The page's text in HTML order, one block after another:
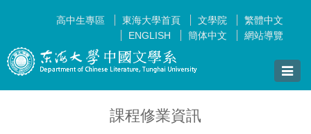
高中生專區 東海大學首頁 文學院
繁體中文
ENGLISH
簡体中文 網站導覽
Toggle
課程修業資訊